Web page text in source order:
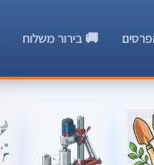
🚚 בירור משלוח